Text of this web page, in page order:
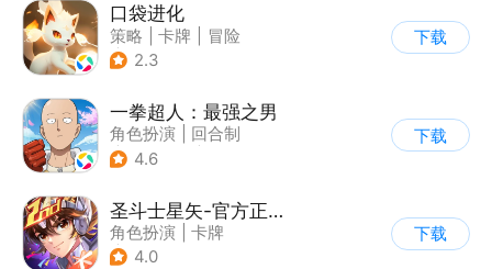
口袋进化
策略 卡牌
冒险
| 精灵宝可梦
2.3
下载
一拳超人：最强之男
角色扮演
回合制
| 动漫改编
4.6
下载
圣斗士星矢-官方正版(腾讯)
角色扮演
卡牌
| 动漫改编
4.0
下载